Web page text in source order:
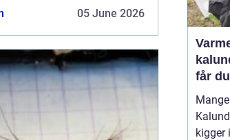
– og det er, når man lejer
05 June 2026
får
mere
kigger